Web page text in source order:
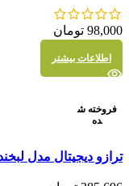
98,000 تومان
اطلاعات بیشتر
فروخته ش
ده
نمایش سریع
ترازو دیجیتال مدل